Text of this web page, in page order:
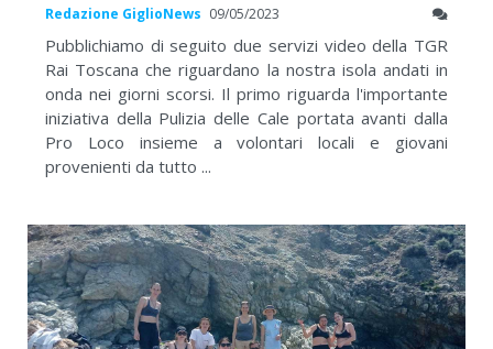
Redazione GiglioNews 09/05/2023
Pubblichiamo di seguito due servizi video della TGR
Rai Toscana che riguardano la nostra isola andati in
onda nei giorni scorsi. Il primo riguarda l'importante
iniziativa della Pulizia delle Cale portata avanti dalla
Pro Loco insieme a volontari locali e giovani
provenienti da tutto ...